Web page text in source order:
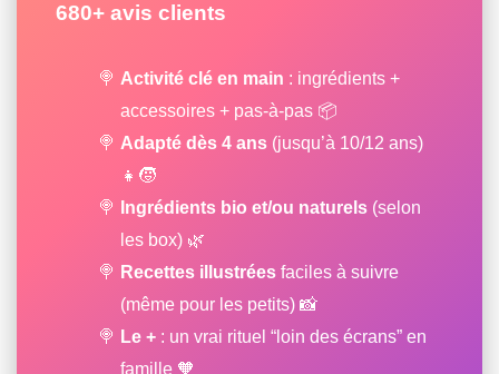
680+ avis clients
Activité clé en main : ingrédients +
accessoires + pas-à-pas 📦
Adapté dès 4 ans (jusqu’à 10/12 ans)
👧🧒
Ingrédients bio et/ou naturels (selon
les box) 🌿
Recettes illustrées faciles à suivre
(même pour les petits) 📸
Le + : un vrai rituel “loin des écrans” en
famille 🧡